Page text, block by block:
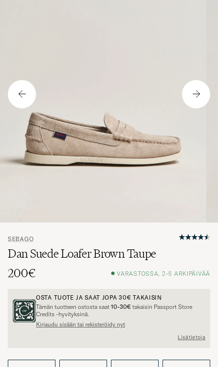
SEBAGO
Dan Suede Loafer Brown Taupe
200€
VARASTOSSA, 2-5 ARKIPÄIVÄÄ
OSTA TUOTE JA SAAT JOPA30€ TAKAISIN
Tämän tuotteen ostosta saat 10-30€ takaisin Passport Store
Credits -hyvityksinä.
Kirjaudu sisään tai rekisteröidy nyt
Lisätietoja